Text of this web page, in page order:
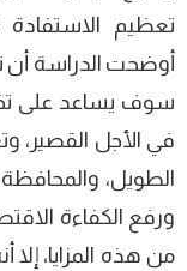
تعظيم الاستفادة
أوضحت الدراسة أن
سوف يساعد على
في الأجل القصير،
الطويل،
ورفع الكفاءة
من هذه المزايا،